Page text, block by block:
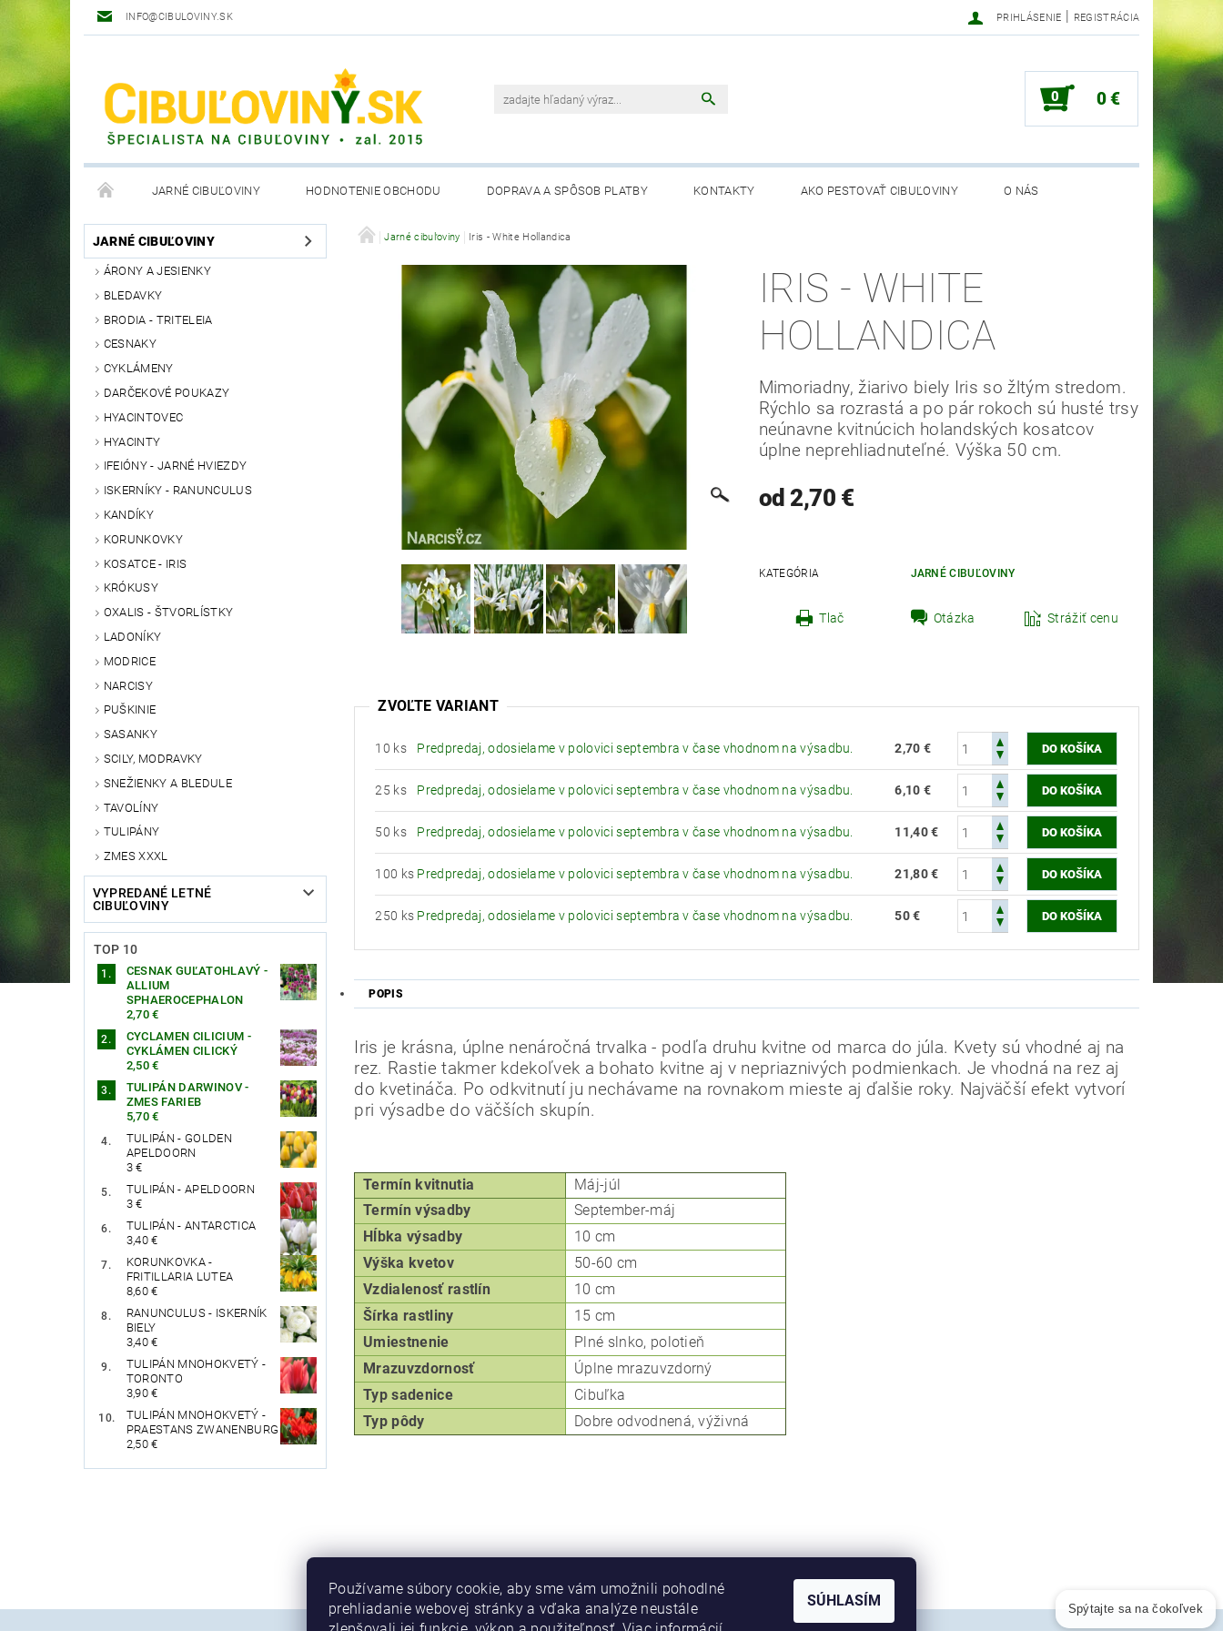
INFO@CIBULOVINY.SK PRIHLÁSENIE | REGISTRÁCIA
0 0 €
JARNÉ CIBUĽOVINY HODNOTENIE OBCHODU DOPRAVA A SPÔSOB PLATBY KONTAKTY AKO PESTOVAŤ CIBUĽOVINY O NÁS
OBCHODNÉ PODMIENKY
JARNÉ CIBUĽOVINY
ÁRONY A JESIENKY
BLEDAVKY
BRODIA - TRITELEIA
CESNAKY
CYKLÁMENY
DARČEKOVÉ POUKAZY
HYACINTOVEC
HYACINTY
IFEIÓNY - JARNÉ HVIEZDY
ISKERNÍKY - RANUNCULUS
KANDÍKY
KORUNKOVKY
KOSATCE - IRIS
KRÓKUSY
OXALIS - ŠTVORLÍSTKY
LADONÍKY
MODRICE
NARCISY
PUŠKINIE
SASANKY
SCILY, MODRAVKY
SNEŽIENKY A BLEDULE
TAVOLÍNY
TULIPÁNY
ZMES XXXL
VYPREDANÉ LETNÉ
CIBUĽOVINY
TOP 10
CESNAK GUĽATOHLAVÝ -
ALLIUM
SPHAEROCEPHALON
2,70 €
CYCLAMEN CILICIUM -
CYKLÁMEN CILICKÝ
2,50 €
TULIPÁN DARWINOV -
ZMES FARIEB
5,70 €
TULIPÁN - GOLDEN
APELDOORN
3 €
TULIPÁN - APELDOORN
3 €
TULIPÁN - ANTARCTICA
3,40 €
KORUNKOVKA -
FRITILLARIA LUTEA
8,60 €
RANUNCULUS - ISKERNÍK
BIELY
3,40 €
TULIPÁN MNOHOKVETÝ -
TORONTO
3,90 €
TULIPÁN MNOHOKVETÝ -
PRAESTANS ZWANENBURG
2,50 €
Jarné cibuľoviny Iris - White Hollandica
IRIS - WHITE
HOLLANDICA
Mimoriadny, žiarivo biely Iris so žltým stredom.
Rýchlo sa rozrastá a po pár rokoch sú husté trsy
neúnavne kvitnúcich holandských kosatcov
úplne neprehliadnuteľné. Výška 50 cm.
od 2,70 €
KATEGÓRIA JARNÉ CIBUĽOVINY
Tlač Otázka Strážiť cenu
ZVOĽTE VARIANT
10 ks Predpredaj, odosielame v polovici septembra v čase vhodnom na výsadbu. 2,70 €
25 ks Predpredaj, odosielame v polovici septembra v čase vhodnom na výsadbu. 6,10 €
50 ks Predpredaj, odosielame v polovici septembra v čase vhodnom na výsadbu. 11,40 €
100 ks Predpredaj, odosielame v polovici septembra v čase vhodnom na výsadbu. 21,80 €
250 ks Predpredaj, odosielame v polovici septembra v čase vhodnom na výsadbu. 50 €
POPIS
Iris je krásna, úplne nenáročná trvalka - podľa druhu kvitne od marca do júla. Kvety sú vhodné aj na
rez. Rastie takmer kdekoľvek a bohato kvitne aj v nepriaznivých podmienkach. Je vhodná na rez aj
do kvetináča. Po odkvitnutí ju nechávame na rovnakom mieste aj ďalšie roky. Najväčší efekt vytvorí
pri výsadbe do väčších skupín.
Termín kvitnutia
Máj-júl
Termín výsadby
September-máj
Hĺbka výsadby
10 cm
Výška kvetov
50-60 cm
Vzdialenosť rastlín
10 cm
Šírka rastliny
15 cm
Umiestnenie
Plné slnko, polotieň
Mrazuvzdornosť
Úplne mrazuvzdorný
Typsadenice
Cibuľka
Typ pôdy
Dobre odvodnená, výživná
Používame súbory cookie, aby sme vám umožnili pohodlné
prehliadanie webovej stránky a vďaka analýze neustále
SÚHLASÍM
Spýtajte sa na čokoľvek